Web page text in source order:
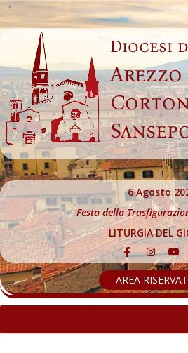
Skip
to
content
Diocesi
Arezzo
6 Agosto
Festa della
LITURGIA DEL
AREA